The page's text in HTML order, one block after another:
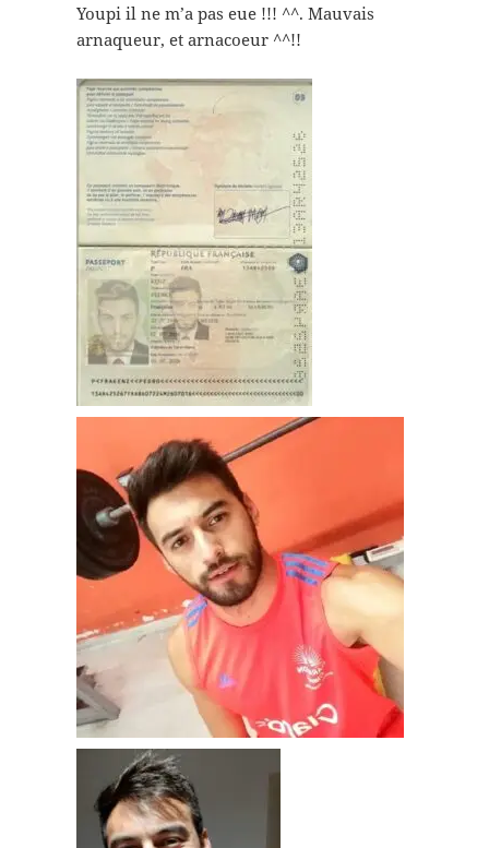
Youpi il ne m’a pas eue !!! ^^. Mauvais
arnaqueur, et arnacoeur ^^!!